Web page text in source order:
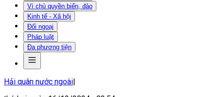
Vì chủ quyền biển, đảo
Kinh tế - Xã hội
Đối ngoại
Pháp luật
Đa phương tiện
Hải quân nước ngoài|